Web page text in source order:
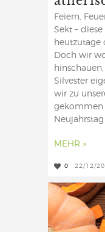
Feiern,
Sekt –
heutzutage
Doch wir
Silvester
wir zu
gekommen
MEHR »
0 22/12/